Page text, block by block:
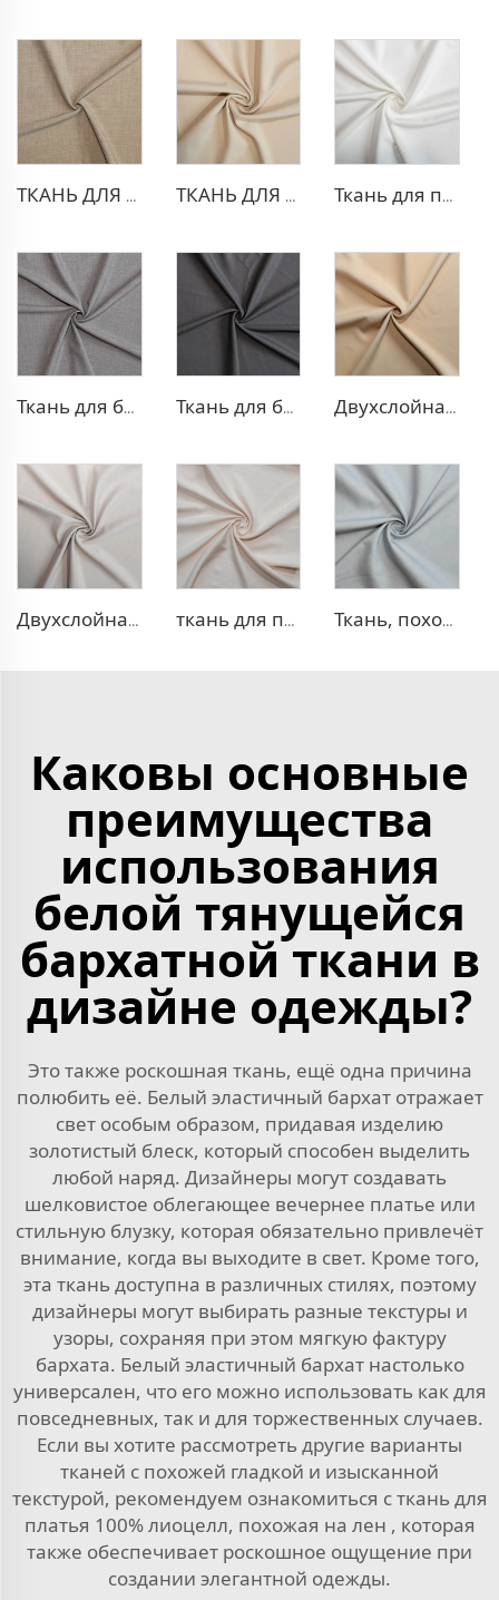
ТКАНЬ ДЛЯ ТРИКОТАЖНЫХ БРЮК ИЗ ПОЛИЭСТЕРА И ВИСКОЗЫ ТКАНЬ ДЛЯ БЛЕЙЗЕРА ИЗ ПОЛИЭСТЕРА И ВИСКОЗЫ Ткань для платья из полиэстера и вискозы с эффектом стрейч
Ткань для брюк TR с четырехсторонней растяжкой Ткань для блейзера TR с эффектом стрейч Двухслойная ткань для платья TR
Двухслойная ткань для платья TR ткань для платья 100% лиоцелл, похожая на лен Ткань, похожая на деним, TR с эффектом стрейч
Каковы основные
преимущества
использования
белой тянущейся
бархатной ткани в
дизайне одежды?
Это также роскошная ткань, ещё одна причина
полюбить её. Белый эластичный бархат отражает
свет особым образом, придавая изделию
золотистый блеск, который способен выделить
любой наряд. Дизайнеры могут создавать
шелковистое облегающее вечернее платье или
стильную блузку, которая обязательно привлечёт
внимание, когда вы выходите в свет. Кроме того,
эта ткань доступна в различных стилях, поэтому
дизайнеры могут выбирать разные текстуры и
узоры, сохраняя при этом мягкую фактуру
бархата. Белый эластичный бархат настолько
универсален, что его можно использовать как для
повседневных, так и для торжественных случаев.
Если вы хотите рассмотреть другие варианты
тканей с похожей гладкой и изысканной
текстурой, рекомендуем ознакомиться сткань для
платья 100% лиоцелл, похожая на лен , которая
также обеспечивает роскошное ощущение при
создании элегантной одежды.